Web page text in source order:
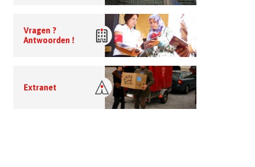
Vragen ?
Antwoorden !
Extranet